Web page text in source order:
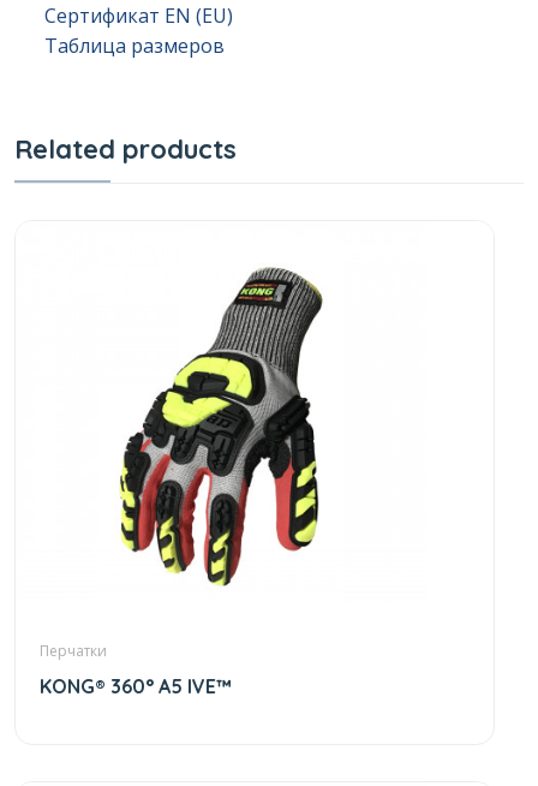
Сертификат EN (EU)
Таблица размеров
Related products
Перчатки
KONG® 360° A5 IVE™